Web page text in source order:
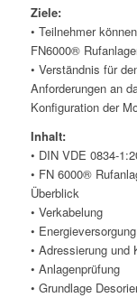
Ziele:
• Teilnehmer
FN6000®
• Verständnis für
Anforderungen an
Konfiguration der
Inhalt:
• DIN VDE 0834-
• FN 6000®
Überblick
• Verkabelung
• Energieversorgung
• Adressierung und
• Anlagenprüfung
• Grundlage